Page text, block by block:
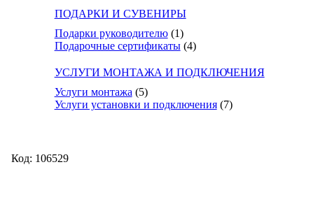
ПОДАРКИ И СУВЕНИРЫ
Подарки руководителю (1)
Подарочные сертификаты (4)
УСЛУГИ МОНТАЖА И ПОДКЛЮЧЕНИЯ
Услуги монтажа (5)
Услуги установки и подключения (7)
Код: 106529